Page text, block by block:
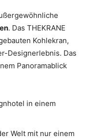
. Das THEKRANE
Kohlekran,
Designerlebnis. Das
Panoramablick
in einem
Welt mit nur einem